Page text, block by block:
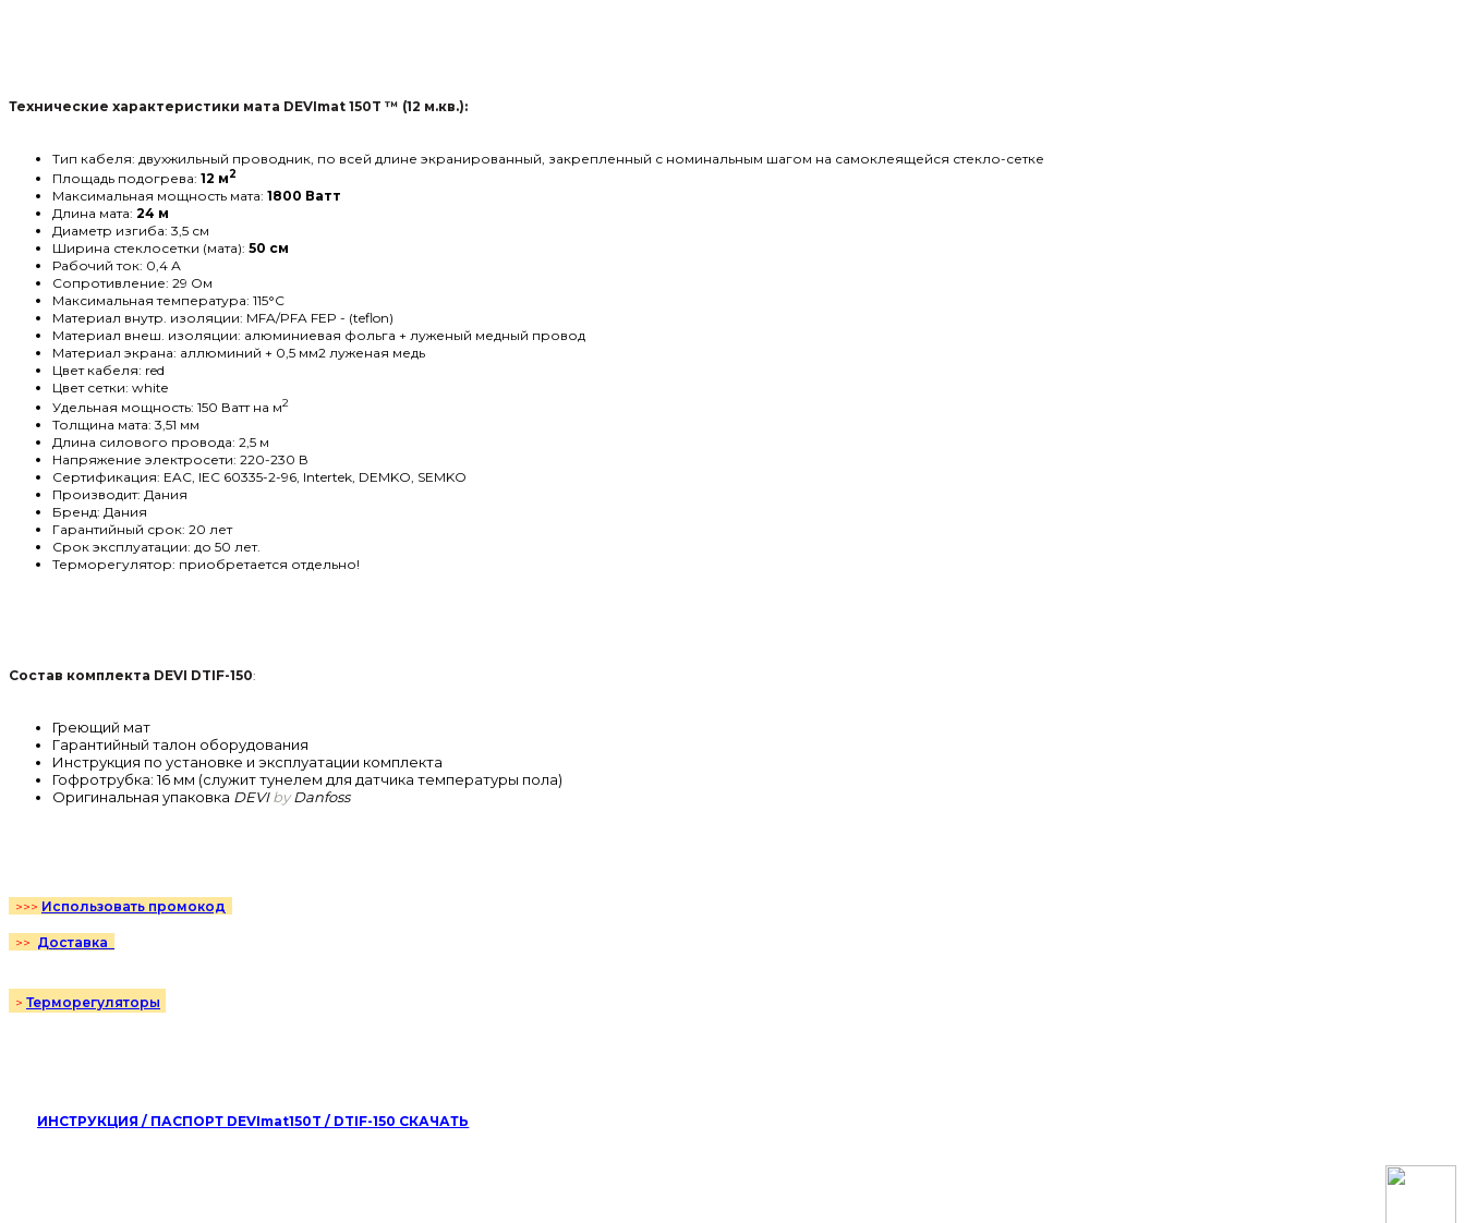
Технические характеристики мата DEVImat 150T ™ (12 м.кв.):
Тип кабеля: двухжильный проводник, по всей длине экранированный, закрепленный с номинальным шагом на самоклеящейся стекло-сетке
Площадь подогрева: 12 м2
Максимальная мощность мата: 1800 Ватт
Длина мата: 24 м
Диаметр изгиба: 3,5 см
Ширина стеклосетки (мата): 50 см
Рабочий ток: 0,4 А
Сопротивление: 29 Ом
Максимальная температура: 115°C
Материал внутр. изоляции: MFA/PFA FEP - (teflon)
Материал внеш. изоляции: алюминиевая фольга + луженый медный провод
Материал экрана: аллюминий + 0,5 мм2 луженая медь
Цвет кабеля: red
Цвет сетки: white
Удельная мощность: 150 Ватт на м2
Толщина мата: 3,51 мм
Длина силового провода: 2,5 м
Напряжение электросети: 220-230 В
Сертификация: EAC, IEC 60335-2-96, Intertek, DEMKO, SEMKO
Производит: Дания
Бренд: Дания
Гарантийный срок: 20 лет
Срок эксплуатации: до 50 лет.
Терморегулятор: приобретается отдельно!
Состав комплекта DEVI DTIF-150:
Греющий мат
Гарантийный талон оборудования
Инструкция по установке и эксплуатации комплекта
Гофротрубка: 16 мм (служит тунелем для датчика температуры пола)
Оригинальная упаковка DEVIbyDanfoss
>>> Использовать промокод
>> Доставка
> Терморегуляторы
ИНСТРУКЦИЯ / ПАСПОРТ DEVImat150T / DTIF-150 СКАЧАТЬ